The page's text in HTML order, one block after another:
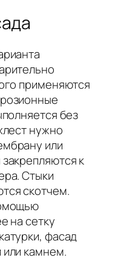
применяются
без
нужно
или
к
Стыки
скотчем.
на сетку
фасад
или камнем.